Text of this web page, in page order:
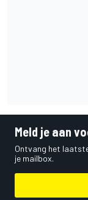
Meld je aan
Ontvang het
je mailbox.